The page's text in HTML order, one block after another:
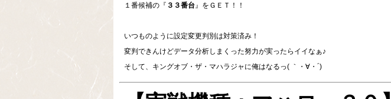
１番候補の『 ３３番台』をＧＥＴ！！
いつものように設定変更判別は対策済み！
変判できんけどデータ分析しまくった努力が実ったらイイなぁ♪
そして、キングオブ・ザ・マハラジャに俺はなるっ( ｀・∀・´)